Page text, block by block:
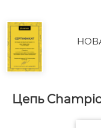
Цепь